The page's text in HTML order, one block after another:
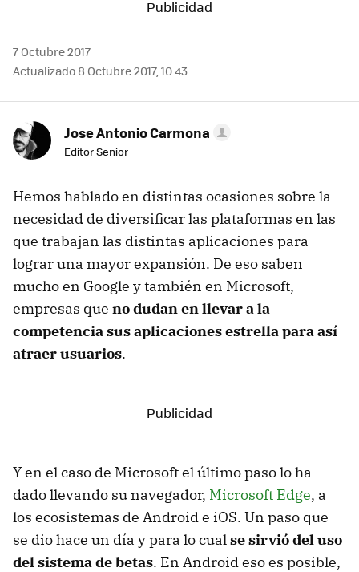
MAIL
7 Octubre 2017
Actualizado 8 Octubre 2017, 10:43
Jose Antonio Carmona
Editor Senior
Hemos hablado en distintas ocasiones sobre la
necesidad de diversificar las plataformas en las
que trabajan las distintas aplicaciones para
lograr una mayor expansión. De eso saben
mucho en Google y también en Microsoft,
empresas que no dudan en llevar a la
competencia sus aplicaciones estrella para así
atraer usuarios.
Y en el caso de Microsoft el último paso lo ha
dado llevando su navegador, Microsoft Edge, a
los ecosistemas de Android e iOS. Un paso que
se dio hace un día y para lo cualse sirvió del uso
del sistema de betas. En Android eso es posible,